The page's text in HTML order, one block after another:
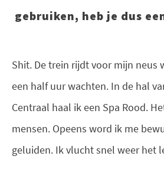
gebruiken, heb je dus
Shit. De trein rijdt voor mijn neus
een half uur wachten. In de hal
Centraal haal ik een Spa Rood.
mensen. Opeens word ik me
geluiden. Ik vlucht snel weer het